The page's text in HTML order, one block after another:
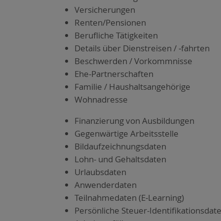
Ver­si­che­run­gen
Renten/Pensionen
Beruf­li­che Tätig­kei­ten
Details über Dienst­rei­sen / ‑fahr­ten
Beschwer­den / Vor­komm­nis­se
Ehe-Part­ner­schaf­ten
Fami­lie / Haus­halts­an­ge­hö­ri­ge
Wohn­adres­se
Finan­zie­rung von Aus­bil­dun­gen
Gegen­wär­ti­ge Arbeits­stel­le
Bild­auf­zeich­nungs­da­ten
Lohn- und Gehalts­da­ten
Urlaubs­da­ten
Anwen­der­da­ten
Teil­nah­me­da­ten (E‑Learning)
Per­sön­li­che Steu­er-